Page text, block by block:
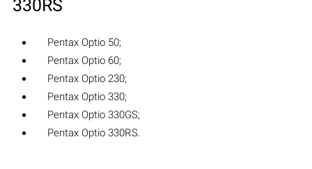
330RS
Pentax Optio 50;
Pentax Optio 60;
Pentax Optio 230;
Pentax Optio 330;
Pentax Optio 330GS;
Pentax Optio 330RS.